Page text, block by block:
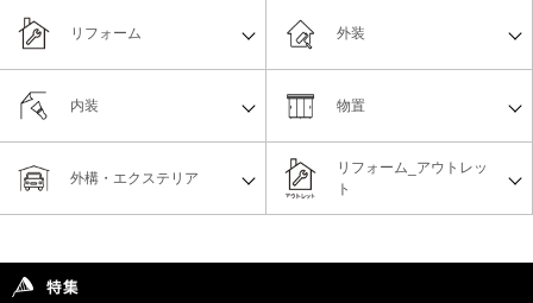
リフォーム
リフォーム_アウトレッ
ト
物置
外構・エクステリア
外装
内装